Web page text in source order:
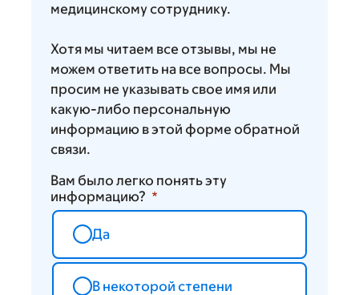
медицинскому сотруднику.
Хотя мы читаем все отзывы, мы не
можем ответить на все вопросы. Мы
просим не указывать свое имя или
какую-либо персональную
информацию в этой форме обратной
связи.
Вам было легко понять эту
информацию?
Да
В некоторой степени